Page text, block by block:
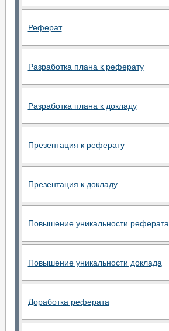
Реферат
Разработка плана к реферату
Разработка плана к докладу
Презентация к реферату
Презентация к докладу
Повышение уникальности реферата
Повышение уникальности доклада
Доработка реферата